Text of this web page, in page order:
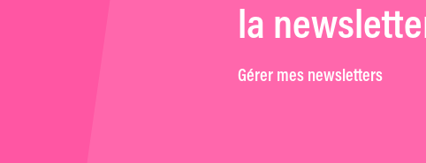
la
Gérer mes newsletters